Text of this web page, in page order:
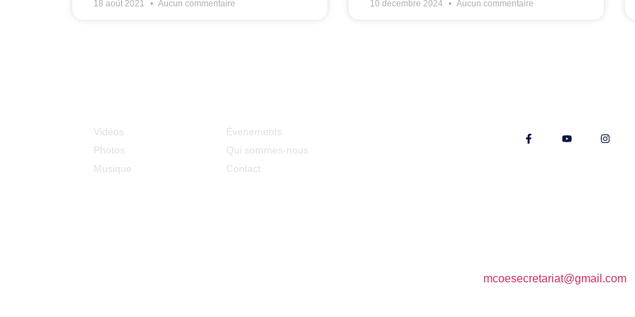
18 août 2021 Aucun commentaire 10 décembre 2024 Aucun commentaire
Vidéos
Photos
Musique
Évenements
Qui sommes-nous
Contact
E-mail :
mcoesecretariat@gmail.com